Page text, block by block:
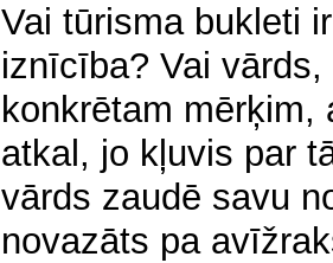
Vai tūrisma bukleti
iznīcība? Vai
konkrētam
atkal, jo kļuvis par
vārds zaudē savu
novazāts pa